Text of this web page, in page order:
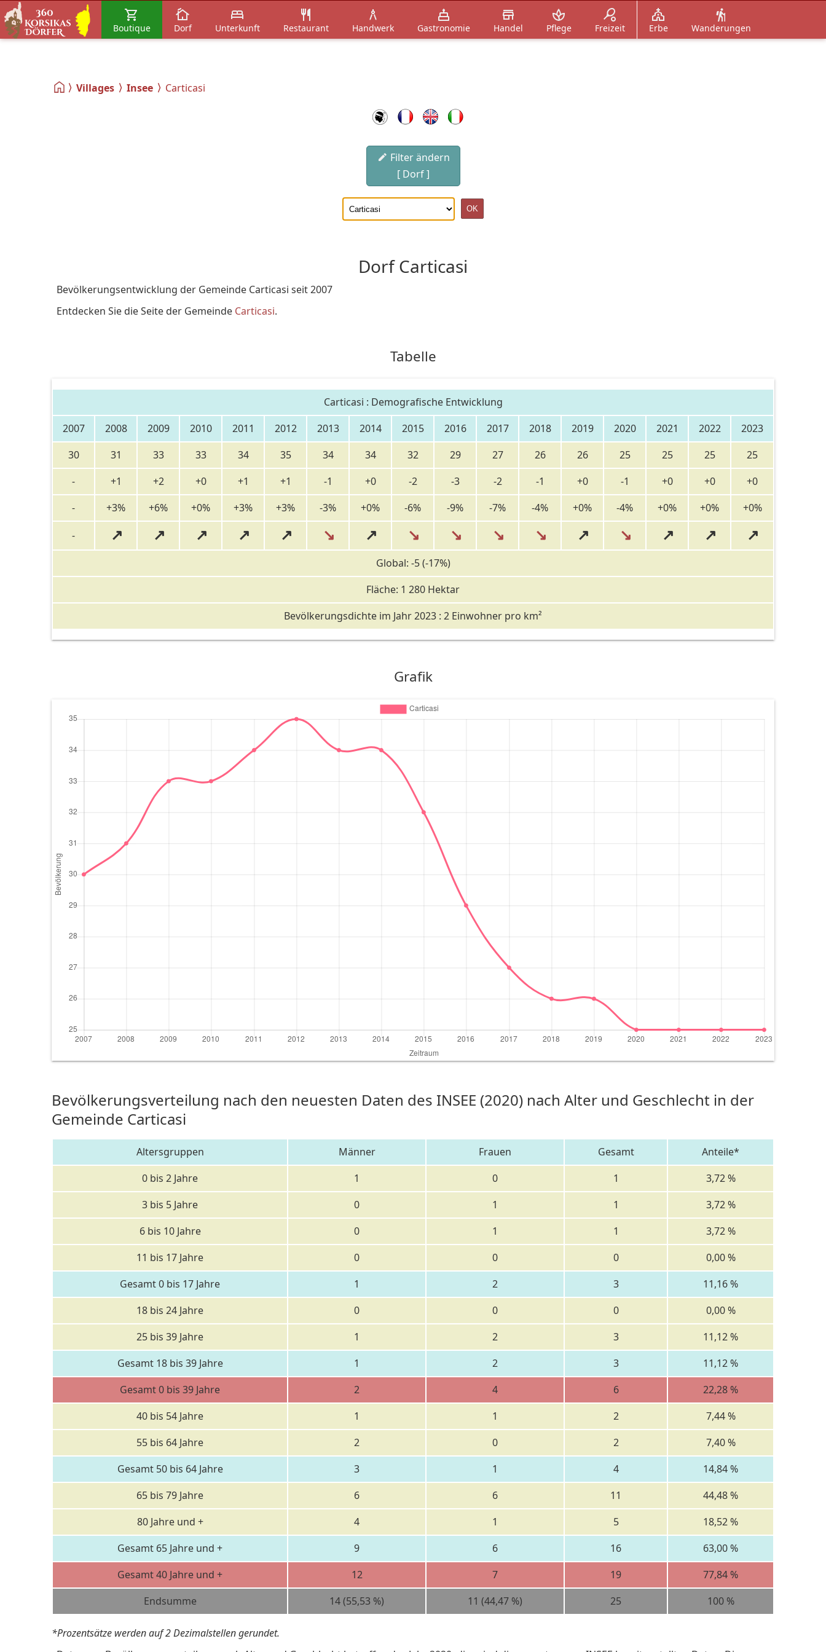
Boutique Dorf Unterkunft Restaurant Handwerk Gastronomie Handel Pflege Freizeit Erbe Wanderungen
Villages Insee Carticasi
Filter ändern
[ Dorf ]
Dorf Carticasi
Bevölkerungsentwicklung der Gemeinde Carticasi seit 2007
Entdecken Sie die Seite der Gemeinde Carticasi.
Tabelle
Carticasi : Demografische Entwicklung
2007
2008 2009 2010 2011 2012 2013 2014 2015 2016 2017 2018 2019 2020 2021 2022
2023
30
31 33 33 34 35 34 34 32 29 27 26 26 25 25 25
25
-
+1 +2 +0 +1 +1 -1 +0 -2 -3 -2 -1 +0 -1 +0 +0
+0
-
+3% +6% +0% +3% +3% -3% +0% -6% -9% -7% -4% +0% -4% +0% +0% +0%
- ↗ ↗ ↗ ↗ ↗ ↘ ↗ ↘ ↘ ↘ ↘ ↗ ↘ ↗ ↗ ↗
Global: -5 (-17%)
Fläche: 1 280 Hektar
Bevölkerungsdichte im Jahr 2023 : 2 Einwohner pro km²
Grafik
Bevölkerungsverteilung nach den neuesten Daten des INSEE (2020) nach Alter und Geschlecht in der
Gemeinde Carticasi
Altersgruppen Männer Frauen Gesamt
Anteile*
0 bis 2 Jahre
1 0 1
3,72 %
3 bis 5 Jahre
0 1 1
3,72 %
6 bis 10 Jahre
0 1 1
3,72 %
11 bis 17 Jahre
0 0 0
0,00 %
Gesamt 0 bis 17 Jahre
1 2 3
11,16 %
18 bis 24 Jahre
0 0 0
0,00 %
25 bis 39 Jahre
1 2 3
11,12 %
Gesamt 18 bis 39 Jahre
1 2 3
11,12 %
Gesamt 0 bis 39 Jahre
2 4 6
22,28 %
40 bis 54 Jahre
1 1 2
7,44 %
55 bis 64 Jahre
2 0 2
7,40 %
Gesamt 50 bis 64 Jahre
3 1 4
14,84 %
65 bis 79 Jahre
6 6 11
44,48 %
80 Jahre und +
4 1 5
18,52 %
Gesamt 65 Jahre und +
9 6 16
63,00 %
Gesamt 40 Jahre und +
12 7 19
77,84 %
Endsumme
14 (55,53 %) 11 (44,47 %) 25 100 %
*Prozentsätze werden auf 2 Dezimalstellen gerundet.